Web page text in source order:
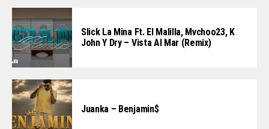
Slick La Mina Ft. El Malilla, Mvchoo23, K
John Y Dry – Vista Al Mar (Remix)
Juanka – Benjamin$